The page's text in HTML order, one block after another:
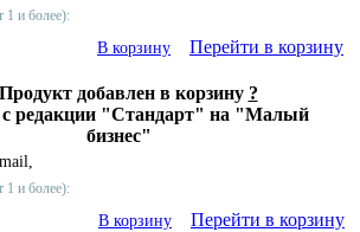
1 и более):
В корзину Перейти в корзину
Продукт добавлен в корзину ?
с редакции "Стандарт" на "Малый
бизнес"
1 и более):
В корзину Перейти в корзину